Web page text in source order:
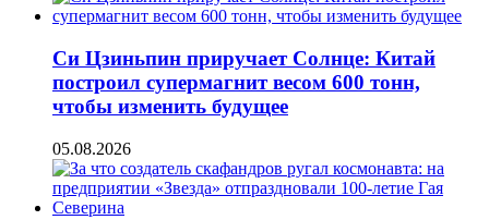
Си Цзиньпин приручает Солнце: Китай
построил супермагнит весом 600 тонн,
чтобы изменить будущее
05.08.2026